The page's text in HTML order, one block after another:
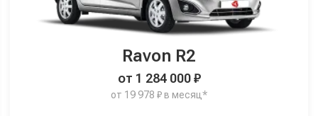
Ravon R2
от 1 284 000 ₽
от 19 978 ₽ в месяц*